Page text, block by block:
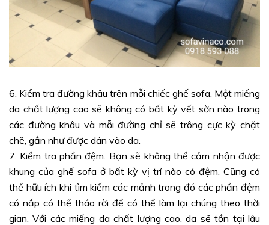
6. Kiểm tra đường khâu trên mỗi chiếc ghế sofa. Một miếng
da chất lượng cao sẽ không có bất kỳ vết sờn nào trong
các đường khâu và mỗi đường chỉ sẽ trông cực kỳ chặt
chẽ, gần như được dán vào da.
7. Kiểm tra phần đệm. Bạn sẽ không thể cảm nhận được
khung của ghế sofa ở bất kỳ vị trí nào có đệm. Cũng có
thể hữu ích khi tìm kiếm các mảnh trong đó các phần đệm
có nắp có thể tháo rời để có thể làm lại chúng theo thời
gian. Với các miếng da chất lượng cao, da sẽ tồn tại lâu